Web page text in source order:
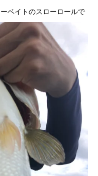
ベイトのスローロールで